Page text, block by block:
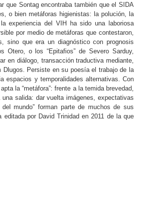
que Sontag encontraba también que el SIDA
o bien metáforas higienistas: la polución, la
experiencia del VIH ha sido una laboriosa
por medio de metáforas que contestaron,
sino que era un diagnóstico con prognosis
Otero, o los “Epitafios” de Severo Sarduy,
en diálogo, transacción traductiva mediante,
Persiste en su poesía el trabajo de la
espacios y temporalidades alternativas. Con
la “metáfora”: frente a la temida brevedad,
salida: dar vuelta imágenes, expectativas
mundo” forman parte de muchos de sus
por David Trinidad en 2011 de la que